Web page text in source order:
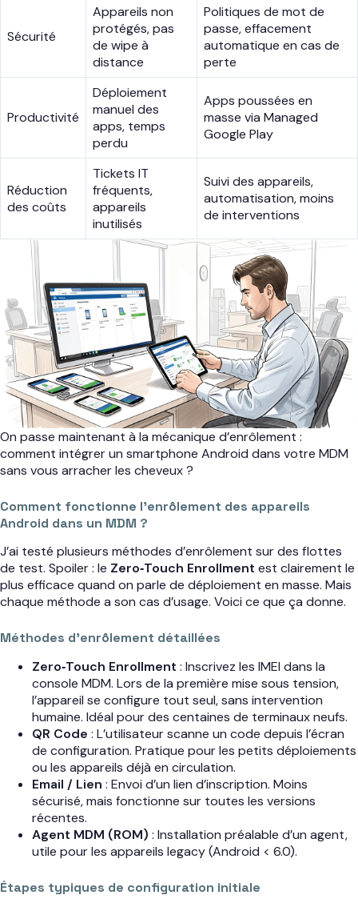
Sécurité
Appareils non
protégés, pas
de wipe à
distance
Politiques de mot de
passe, effacement
automatique en cas de
perte
Productivité
Déploiement
manuel des
apps, temps
perdu
Apps poussées en
masse via Managed
Google Play
Réduction
des coûts
Tickets IT
fréquents,
appareils
inutilisés
Suivi des appareils,
automatisation, moins
de interventions
On passe maintenant à la mécanique d’enrôlement :
comment intégrer un smartphone Android dans votre MDM
sans vous arracher les cheveux ?
Comment fonctionne l’enrôlement des appareils
Android dans un MDM ?
J’ai testé plusieurs méthodes d’enrôlement sur des flottes
de test. Spoiler : le Zero‑Touch Enrollment est clairement le
plus efficace quand on parle de déploiement en masse. Mais
chaque méthode a son cas d’usage. Voici ce que ça donne.
Méthodes d’enrôlement détaillées
Zero‑Touch Enrollment : Inscrivez les IMEI dans la
console MDM. Lors de la première mise sous tension,
l’appareil se configure tout seul, sans intervention
humaine. Idéal pour des centaines de terminaux neufs.
QR Code : L’utilisateur scanne un code depuis l’écran
de configuration. Pratique pour les petits déploiements
ou les appareils déjà en circulation.
Email / Lien : Envoi d’un lien d’inscription. Moins
sécurisé, mais fonctionne sur toutes les versions
récentes.
Agent MDM (ROM) : Installation préalable d’un agent,
utile pour les appareils legacy (Android < 6.0).
Étapes typiques de configuration initiale